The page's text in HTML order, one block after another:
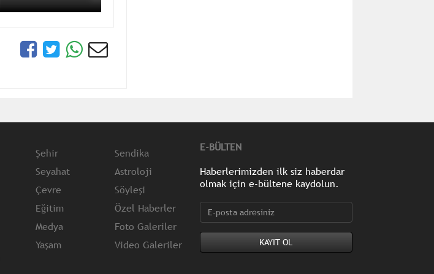
Şehir
Seyahat
Çevre
Eğitim
Medya
Yaşam
Sendika
Astroloji
Söyleşi
Özel Haberler
Foto Galeriler
Video Galeriler
E-BÜLTEN
Haberlerimizden ilk siz haberdar
olmak için e-bültene kaydolun.